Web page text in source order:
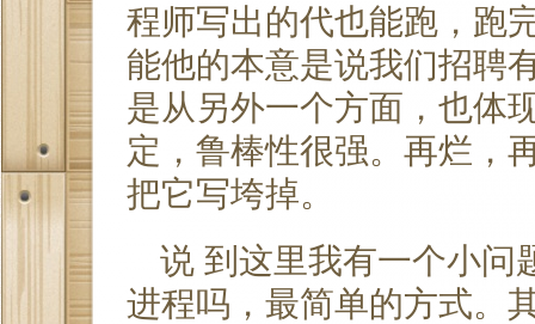
程师写出的代也能跑，跑
能他的本意是说我们招聘
是从另外一个方面，也体
定，鲁棒性很强。再烂，
把它写垮掉。
说 到这里我有一个小问
进程吗，最简单的方式。